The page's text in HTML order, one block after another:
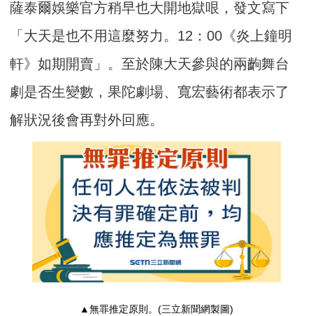
薩泰爾娛樂官方稍早也大開地獄哏，發文寫下
「大天是也不用這麼努力。12：00《炎上鐘明
軒》如期開賣」。至於陳大天參與的兩齣舞台
劇是否生變數，果陀劇場、寬宏藝術都表示了
解狀況後會再對外回應。
▲無罪推定原則。(三立新聞網製圖)